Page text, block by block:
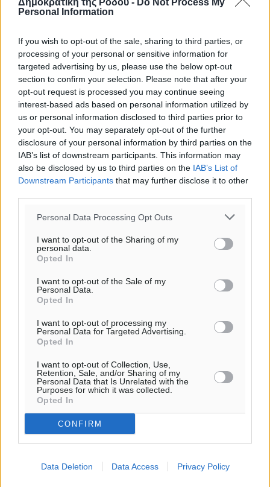
Δημοκρατική της Ρόδου - Do Not Process My
Personal Information
If you wish to opt-out of the sale, sharing to third parties, or
processing of your personal or sensitive information for
targeted advertising by us, please use the below opt-out
section to confirm your selection. Please note that after your
opt-out request is processed you may continue seeing
interest-based ads based on personal information utilized by
us or personal information disclosed to third parties prior to
your opt-out. You may separately opt-out of the further
disclosure of your personal information by third parties on the
IAB’s list of downstream participants. This information may
also be disclosed by us to third parties on the IAB’s List of
Downstream Participants that may further disclose it to other
Personal Data Processing Opt Outs
I want to opt-out of the Sharing of my
personal data.
Opted In
I want to opt-out of the Sale of my
Personal Data.
Opted In
I want to opt-out of processing my
Personal Data for Targeted Advertising.
Opted In
I want to opt-out of Collection, Use,
Retention, Sale, and/or Sharing of my
Personal Data that Is Unrelated with the
Purposes for which it was collected.
Opted In
CONFIRM
Data Deletion Data Access Privacy Policy
24 °
αίθριος καιρός
39%
km/h
ΝΔ
25°/ 27
06:18
20:06
πρόγνωση:
33°
29